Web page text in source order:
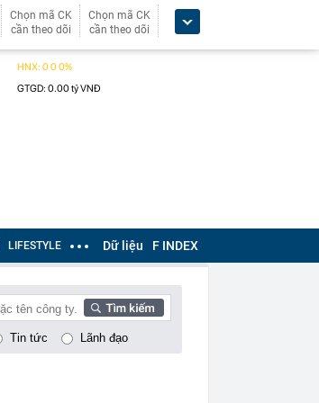
Chọn mã CK
cần theo dõi
Chọn mã CK
cần theo dõi
LIFESTYLE Dữ liệu F INDEX
Tin tức Lãnh đạo